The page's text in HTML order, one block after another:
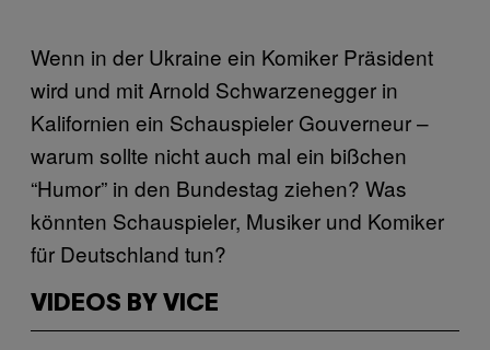
Wenn in der Ukraine ein Komiker Präsident
wird und mit Arnold Schwarzenegger in
Kalifornien ein Schauspieler Gouverneur –
warum sollte nicht auch mal ein bißchen
“Humor” in den Bundestag ziehen? Was
könnten Schauspieler, Musiker und Komiker
für Deutschland tun?
VIDEOS BY VICE